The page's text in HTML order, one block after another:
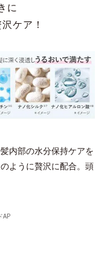
に
ケア！
内部の水分保持ケアを
ように贅沢に配合。頭
AP